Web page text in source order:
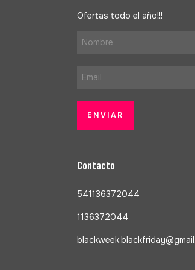
Ofertas todo el año!!!
Contacto
541136372044
1136372044